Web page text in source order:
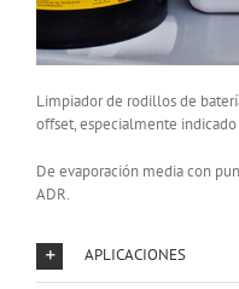
Limpiador de rodillos de
offset, especialmente
De evaporación media con
ADR.
APLICACIONES